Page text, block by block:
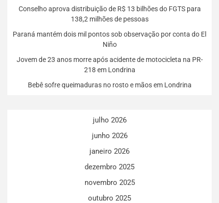
Conselho aprova distribuição de R$ 13 bilhões do FGTS para
138,2 milhões de pessoas
Paraná mantém dois mil pontos sob observação por conta do El
Niño
Jovem de 23 anos morre após acidente de motocicleta na PR-
218 em Londrina
Bebê sofre queimaduras no rosto e mãos em Londrina
julho 2026
junho 2026
janeiro 2026
dezembro 2025
novembro 2025
outubro 2025